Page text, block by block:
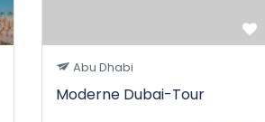
Abu Dhabi
Moderne Dubai-Tour